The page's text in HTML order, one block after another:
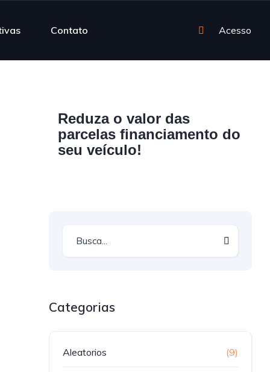
Contato Acesso
Reduza o valor das
parcelas financiamento do
seu veículo!
Categorias
Aleatorios (9)